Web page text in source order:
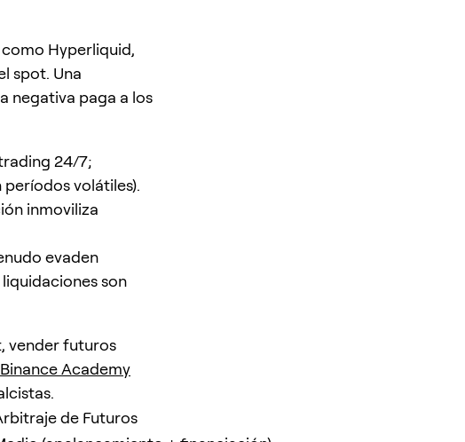
Hyperliquid,
spot. Una
negativa paga a los
24/7;
períodos volátiles).
inmoviliza
evaden
son
vender futuros
Binance Academy
de Futuros